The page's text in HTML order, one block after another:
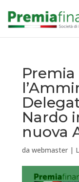
Premia
Nardo
nuova
da webmaster|